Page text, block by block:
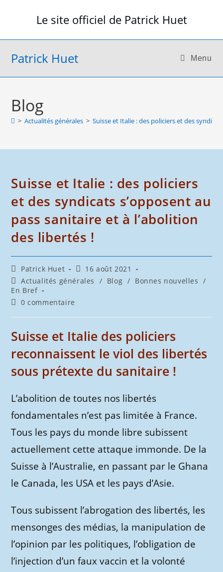
Le site officiel de Patrick Huet
Patrick Huet Menu
Blog
> Actualités générales > Suisse et Italie : des policiers et des
Suisse et Italie : des policiers
et des syndicats s’opposent au
pass sanitaire et à l’abolition
des libertés !
Auteur/autrice
de
la
publication :
Patrick Huet
Publication
publiée :
16 août 2021
Post
category:
Actualités générales / Blog / Bonnes nouvelles /
En Bref
Commentaires
la
publication :
0 commentaire
Suisse et Italie des policiers
reconnaissent le viol des libertés
sous prétexte du sanitaire !
L’abolition de toutes nos libertés
fondamentales n’est pas limitée à France.
Tous les pays du monde libre subissent
actuellement cette attaque immonde. De la
Suisse à l’Australie, en passant par le Ghana
le Canada, les USA et les pays d’Asie.
Tous subissent l’abrogation des libertés, les
mensonges des médias, la manipulation de
l’opinion par les politiques, l’obligation de
l’injection d’un faux vaccin et la volonté